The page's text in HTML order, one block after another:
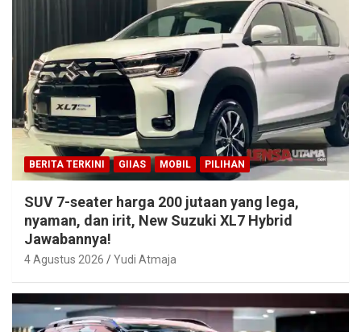
BERITA TERKINI GIIAS MOBIL PILIHAN
SUV 7-seater harga 200 jutaan yang lega,
nyaman, dan irit, New Suzuki XL7 Hybrid
Jawabannya!
4 Agustus 2026 Yudi Atmaja